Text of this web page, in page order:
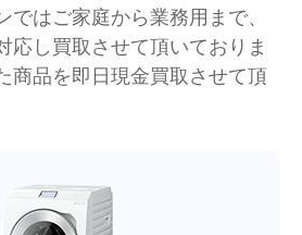
ではご家庭から業務用まで、
応し買取させて頂いておりま
商品を即日現金買取させて頂